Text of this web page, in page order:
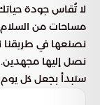
لا تُقاس جودة
مساحات من
نصنعها في طريقنا
نصل إليها مجهدين.
ستبدأ بجعل كل